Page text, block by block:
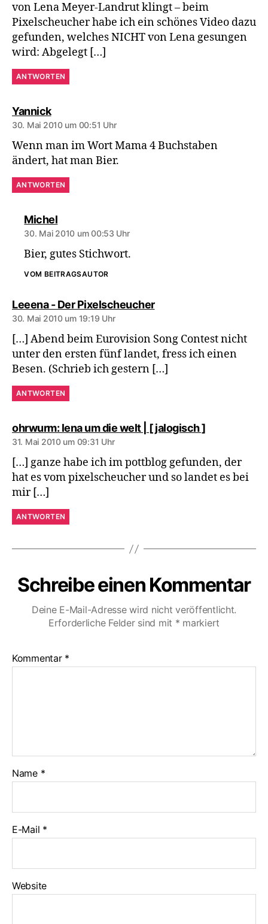
von Lena Meyer-Landrut klingt – beim
Pixelscheucher habe ich ein schönes Video dazu
gefunden, welches NICHT von Lena gesungen
wird: Abgelegt […]
ANTWORTEN
Yannicksagt:
30. Mai 2010 um 00:51 Uhr
Wenn man im Wort Mama 4 Buchstaben
ändert, hat man Bier.
ANTWORTEN
Michelsagt:
30. Mai 2010 um 00:53 Uhr
Bier, gutes Stichwort.
VOM BEITRAGSAUTOR
Leeena - Der Pixelscheuchersagt:
30. Mai 2010 um 19:19 Uhr
[…] Abend beim Eurovision Song Contest nicht
unter den ersten fünf landet, fress ich einen
Besen. (Schrieb ich gestern […]
ANTWORTEN
ohrwurm: lena um die welt | [ jalogisch ]sagt:
31. Mai 2010 um 09:31 Uhr
[…] ganze habe ich im pottblog gefunden, der
hat es vom pixelscheucher und so landet es bei
mir […]
ANTWORTEN
Schreibe einen Kommentar
Deine E-Mail-Adresse wird nicht veröffentlicht.
Erforderliche Felder sind mit * markiert
Kommentar *
Name *
E-Mail *
Website